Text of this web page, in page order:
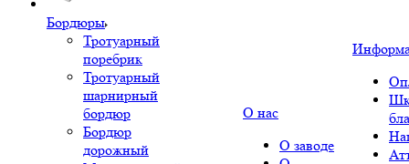
Бордюры
Тротуарный
поребрик
Тротуарный
шарнирный
бордюр
Бордюр
дорожный
О нас
О заводе